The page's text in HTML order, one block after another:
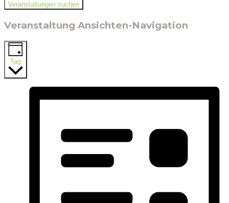
Veranstaltungen suchen
Veranstaltung Ansichten-Navigation
Tag